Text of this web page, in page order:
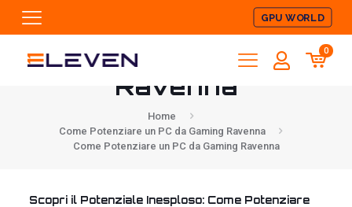
GPU WORLD
0
Come Potenziare
un PC da Gaming
Ravenna
Home
Come Potenziare un PC da Gaming Ravenna
Come Potenziare un PC da Gaming Ravenna
Scopri il Potenziale Inesploso: Come Potenziare